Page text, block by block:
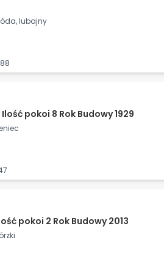
lubajny
pokoi 8 Rok Budowy 1929
pokoi 2 Rok Budowy 2013